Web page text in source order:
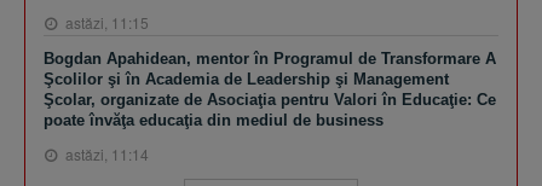
astăzi, 11:15
Bogdan Apahidean, mentor în Programul de Transformare A
Şcolilor şi în Academia de Leadership şi Management
Şcolar, organizate de Asociaţia pentru Valori în Educaţie: Ce
poate învăţa educaţia din mediul de business
astăzi, 11:14